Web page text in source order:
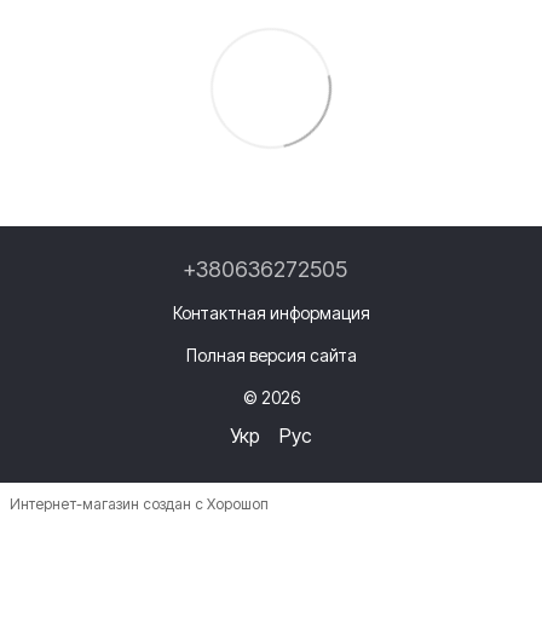
+380636272505
Контактная информация
Полная версия сайта
© 2026
Укр Рус
Интернет-магазин создан с Хорошоп